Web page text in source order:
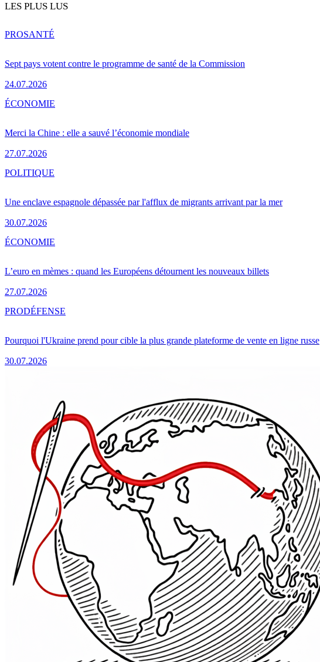
LES PLUS LUS
Sept pays votent contre le programme de santé de la Commission
24.07.2026
PROSANTÉ
Merci la Chine : elle a sauvé l’économie mondiale
27.07.2026
ÉCONOMIE
Une enclave espagnole dépassée par l'afflux de migrants arrivant par la mer
30.07.2026
POLITIQUE
L’euro en mèmes : quand les Européens détournent les nouveaux billets
27.07.2026
ÉCONOMIE
Pourquoi l'Ukraine prend pour cible la plus grande plateforme de vente en ligne russe
30.07.2026
PRODÉFENSE